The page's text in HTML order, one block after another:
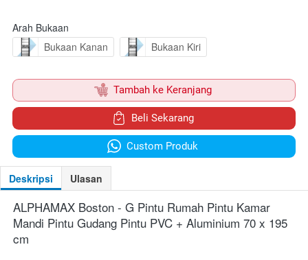
Arah Bukaan
Bukaan Kanan
Bukaan Kiri
` Tambah ke Keranjang
` Beli Sekarang
` Custom Produk
Deskripsi Ulasan
ALPHAMAX Boston - G Pintu Rumah Pintu Kamar
Mandi Pintu Gudang Pintu PVC + Aluminium 70 x 195
cm